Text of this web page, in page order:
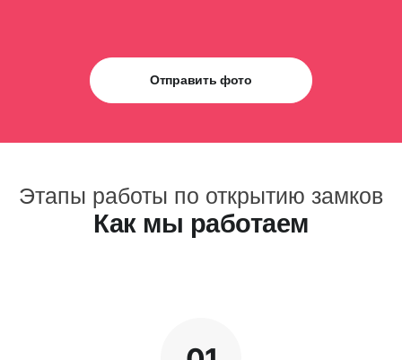
Отправить фото
Этапы работы по открытию замков
Как мы работаем